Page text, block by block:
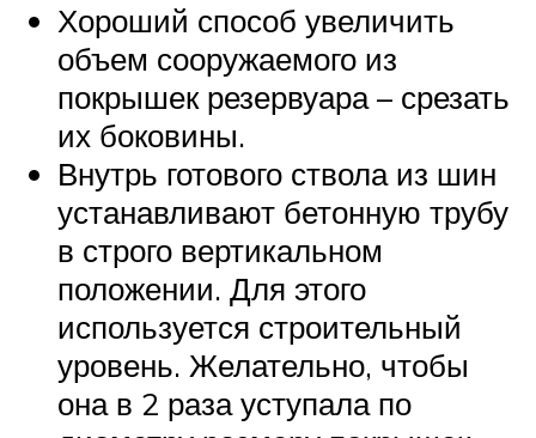
Хороший способ увеличить
объем сооружаемого из
покрышек резервуара – срезать
их боковины.
Внутрь готового ствола из шин
устанавливают бетонную трубу
в строго вертикальном
положении. Для этого
используется строительный
уровень. Желательно, чтобы
она в 2 раза уступала по